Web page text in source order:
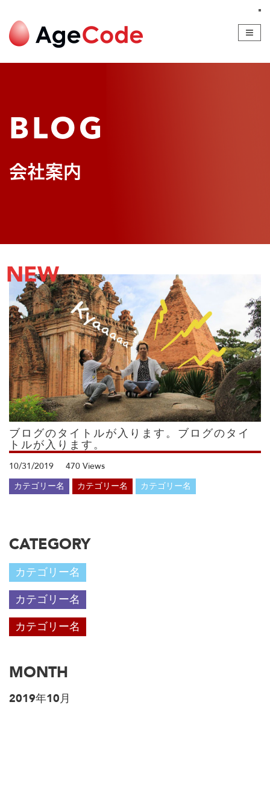
COMPANY
BLOG
会社案内
NEW
ブログのタイトルが入ります。ブログのタイ
トルが入ります。
10/31/2019 470 Views
カテゴリー名 カテゴリー名 カテゴリー名
CATEGORY
カテゴリー名
カテゴリー名
カテゴリー名
MONTH
2019年10月